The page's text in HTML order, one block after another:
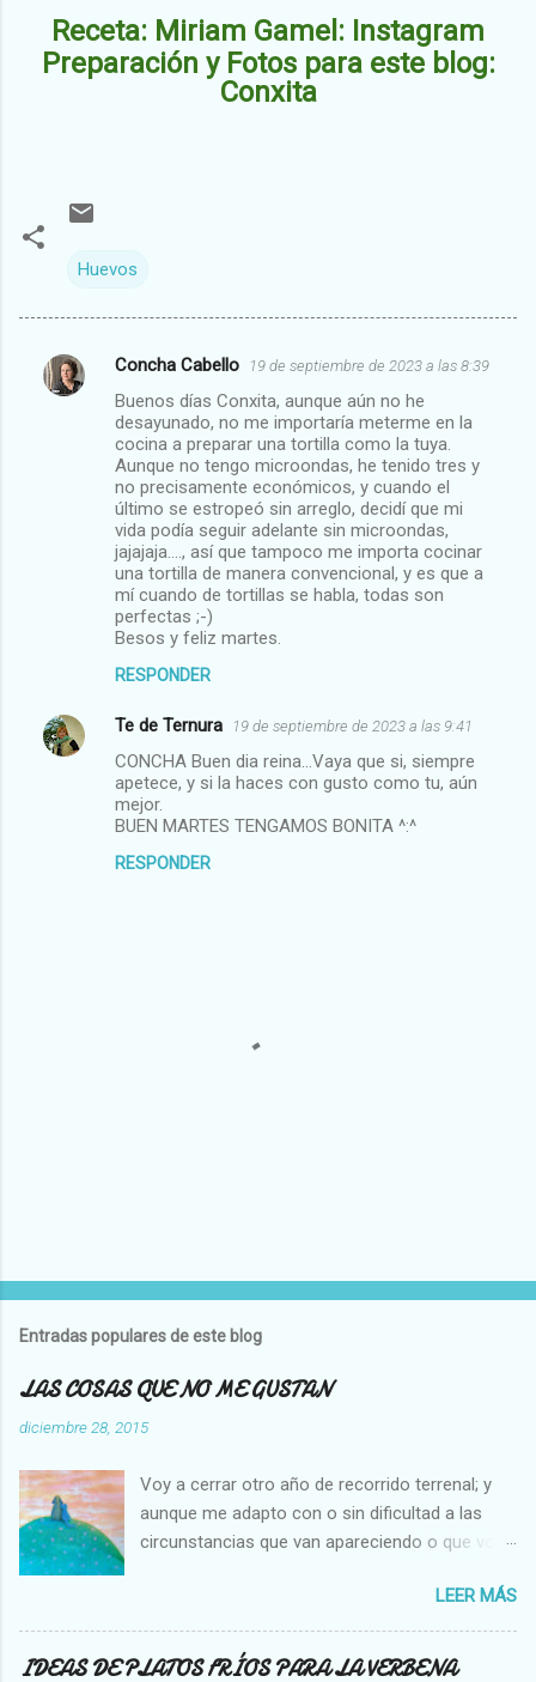
Receta: Miriam Gamel: Instagram
Preparación y Fotos para este blog:
Conxita
Huevos
C
s
Concha Cabello 19 de septiembre de 2023 a las 8:39
Buenos días Conxita, aunque aún no he
desayunado, no me importaría meterme en la
cocina a preparar una tortilla como la tuya.
Aunque no tengo microondas, he tenido tres y
no precisamente económicos, y cuando el
último se estropeó sin arreglo, decidí que mi
vida podía seguir adelante sin microondas,
jajajaja…., así que tampoco me importa cocinar
una tortilla de manera convencional, y es que a
mí cuando de tortillas se habla, todas son
perfectas ;-)
Besos y feliz martes.
RESPONDER
Te de Ternura 19 de septiembre de 2023 a las 9:41
CONCHA Buen dia reina...Vaya que si, siempre
apetece, y si la haces con gusto como tu, aún
mejor.
BUEN MARTES TENGAMOS BONITA ^:^
RESPONDER
l
c
a
r
n
c
o
m
e
n
i
Entradas populares de este blog
LAS COSAS QUE NO ME GUSTAN
diciembre 28, 2015
Voy a cerrar otro año de recorrido terrenal; y
aunque me adapto con o sin dificultad a las
circunstancias que van apareciendo o que voy
es decir que para mi son inamovibles, y os voy
a contar cuales son: NO ME GUSTA VER A UNA
MOSCA O UNA ABEJA DENTRO DE MI CASA, Y
LEER MÁS
IDEAS DE PLATOS FRÍOS PARA LA VERBENA